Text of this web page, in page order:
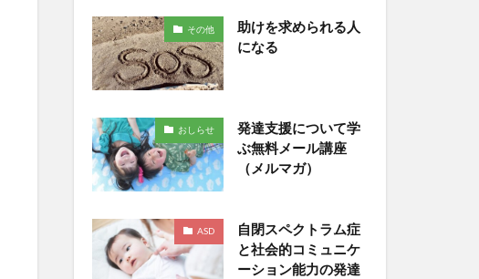
その他
助けを求められる人
になる
おしらせ
発達支援について学
ぶ無料メール講座
（メルマガ）
ASD
自閉スペクトラム症
と社会的コミュニケ
ーション能力の発達